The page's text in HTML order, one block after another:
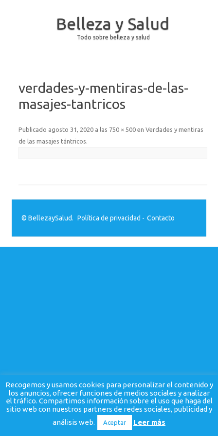
Belleza y Salud
Todo sobre belleza y salud
verdades-y-mentiras-de-las-
masajes-tantricos
Publicado agosto 31, 2020 a las 750 × 500 en Verdades y mentiras
de las masajes tántricos.
© BellezaySalud. Política de privacidad - Contacto
Recogemos y usamos cookies para personalizar el contenido y
los anuncios, ofrecer funciones de medios sociales y analizar
el tráfico. Compartimos información sobre el uso que haga del
sitio web con nuestros partners de redes sociales, publicidad y
análisis web.
Aceptar Leer más